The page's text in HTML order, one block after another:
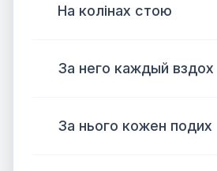
На колінах стою
За него каждый вздох
За нього кожен подих